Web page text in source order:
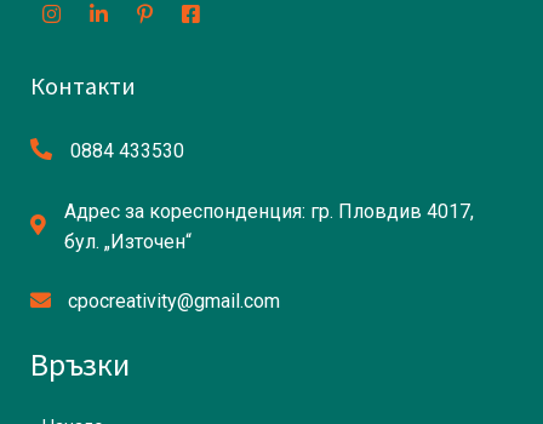
Контакти
0884 433530
Адрес за кореспонденция: гр. Пловдив 4017,
бул. „Източен“
cpocreativity@gmail.com
Връзки